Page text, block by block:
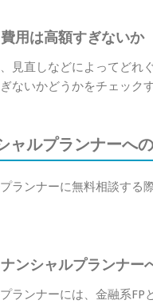
用は高額すぎないか
見直しなどによってどれ
ないかどうかをチェック
ャルプランナーへ
ランナーに無料相談する
ンシャルプランナー
ランナーには、金融系FP